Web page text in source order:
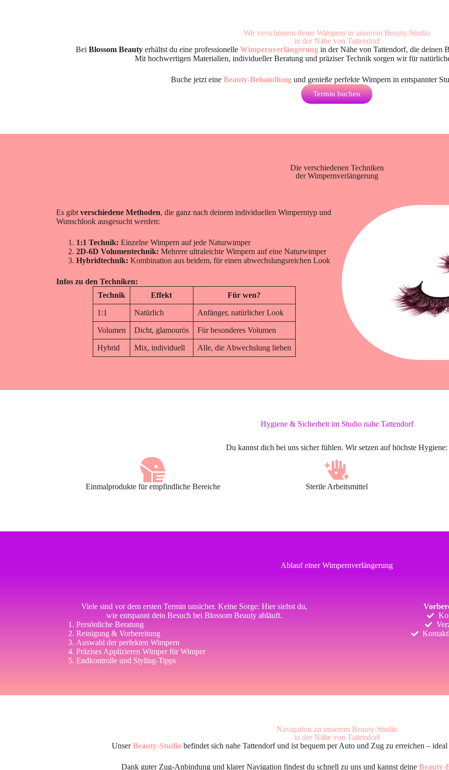
Wir verschönern deine Wimpern in unserem Beauty-Studio
in der Nähe von Tattendorf
Bei Blossom Beauty erhältst du eine professionelle Wimpernverlängerung in der Nähe von Tattendorf, die deinen
Mit hochwertigen Materialien, individueller Beratung und präziser Technik sorgen wir für
Buche jetzt eine Beauty-Behandlung und genieße perfekte Wimpern in entspannter
Termin buchen
Die verschiedenen Techniken
der Wimpernverlängerung
Es gibt verschiedene Methoden, die ganz nach deinem individuellen Wimperntyp und
Wunschlook ausgesucht werden:
1:1 Technik: Einzelne Wimpern auf jede Naturwimper
2D-6D Volumentechnik: Mehrere ultraleichte Wimpern auf eine Naturwimper
Hybridtechnik: Kombination aus beidem, für einen abwechslungsreichen Look
Infos zu den Techniken:
Technik
Effekt Für wen?
1:1 Natürlich Anfänger, natürlicher Look
Volumen Dicht, glamourös Für besonderes Volumen
Hybrid Mix, individuell Alle, die Abwechslung lieben
Hygiene & Sicherheit im Studio nahe Tattendorf
Du kannst dich bei uns sicher fühlen. Wir setzen auf höchste Hygiene:
Einmalprodukte für empfindliche Bereiche Sterile Arbeitsmittel
Ablauf einer Wimpernverlängerung
Viele sind vor dem ersten Termin unsicher. Keine Sorge: Hier siehst du,
wie entspannt dein Besuch bei Blossom Beauty abläuft.
Persönliche Beratung
Reinigung & Vorbereitung
Auswahl der perfekten Wimpern
Präzises Applizieren Wimper für Wimper
Endkontrolle und Styling-Tipps
Navigation zu unserem Beauty-Studio
in der Nähe von Tattendorf
UnserBeauty-Studio befindet sich nahe Tattendorf und ist bequem per Auto und Zug zu erreichen –
Dank guter Zug-Anbindung und klarer Navigation findest du schnell zu uns und kannst deine Beauty-